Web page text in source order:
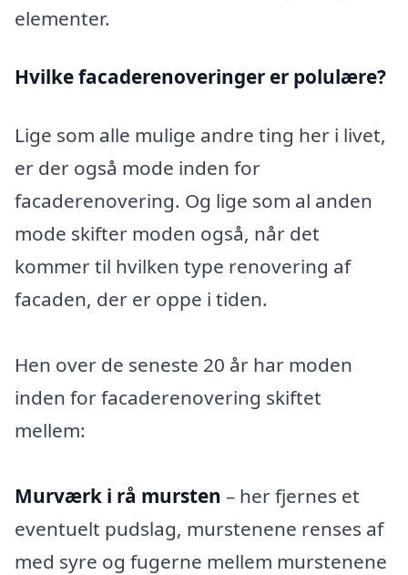
elementer.
Hvilke facaderenoveringer er polulære?
Lige som alle mulige andre ting her i livet,
er der også mode inden for
facaderenovering. Og lige som al anden
mode skifter moden også, når det
kommer til hvilken type renovering af
facaden, der er oppe i tiden.
Hen over de seneste 20 år har moden
inden for facaderenovering skiftet
mellem:
Murværk i rå mursten – her fjernes et
eventuelt pudslag, murstenene renses af
med syre og fugerne mellem murstenene